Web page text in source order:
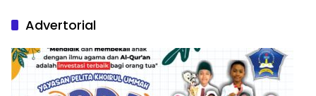
Advertorial